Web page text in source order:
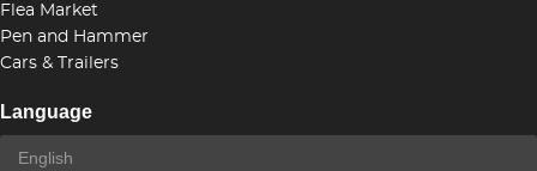
Flea Market
Pen and Hammer
Cars & Trailers
Language